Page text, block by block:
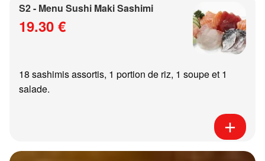
S2 - Menu Sushi Maki Sashimi
19.30 €
18 sashimis assortis, 1 portion de riz, 1 soupe et 1
salade.